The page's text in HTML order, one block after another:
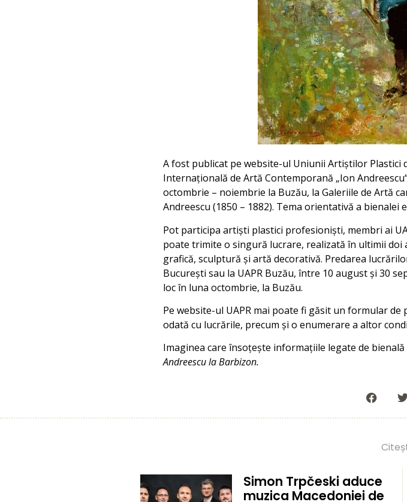
A fost publicat pe website-ul Uniunii Artiștilor Plastici
Internațională de Artă Contemporană „Ion
octombrie – noiembrie la Buzău, la Galeriile de Artă
Andreescu (1850 – 1882). Tema orientativă a bienalei
Pot participa artiști plastici profesioniști, membri ai
poate trimite o singură lucrare, realizată în ultimii doi
grafică, sculptură și artă decorativă. Predarea
București sau la UAPR Buzău, între 10 august și 30
loc în luna octombrie, la Buzău.
Pe website-ul UAPR mai poate fi găsit un formular
odată cu lucrările, precum și o enumerare a altor
Imaginea care însoțește informațiile legate de
Andreescu la Barbizon.
Simon Trpčeski aduce
muzica Macedoniei de